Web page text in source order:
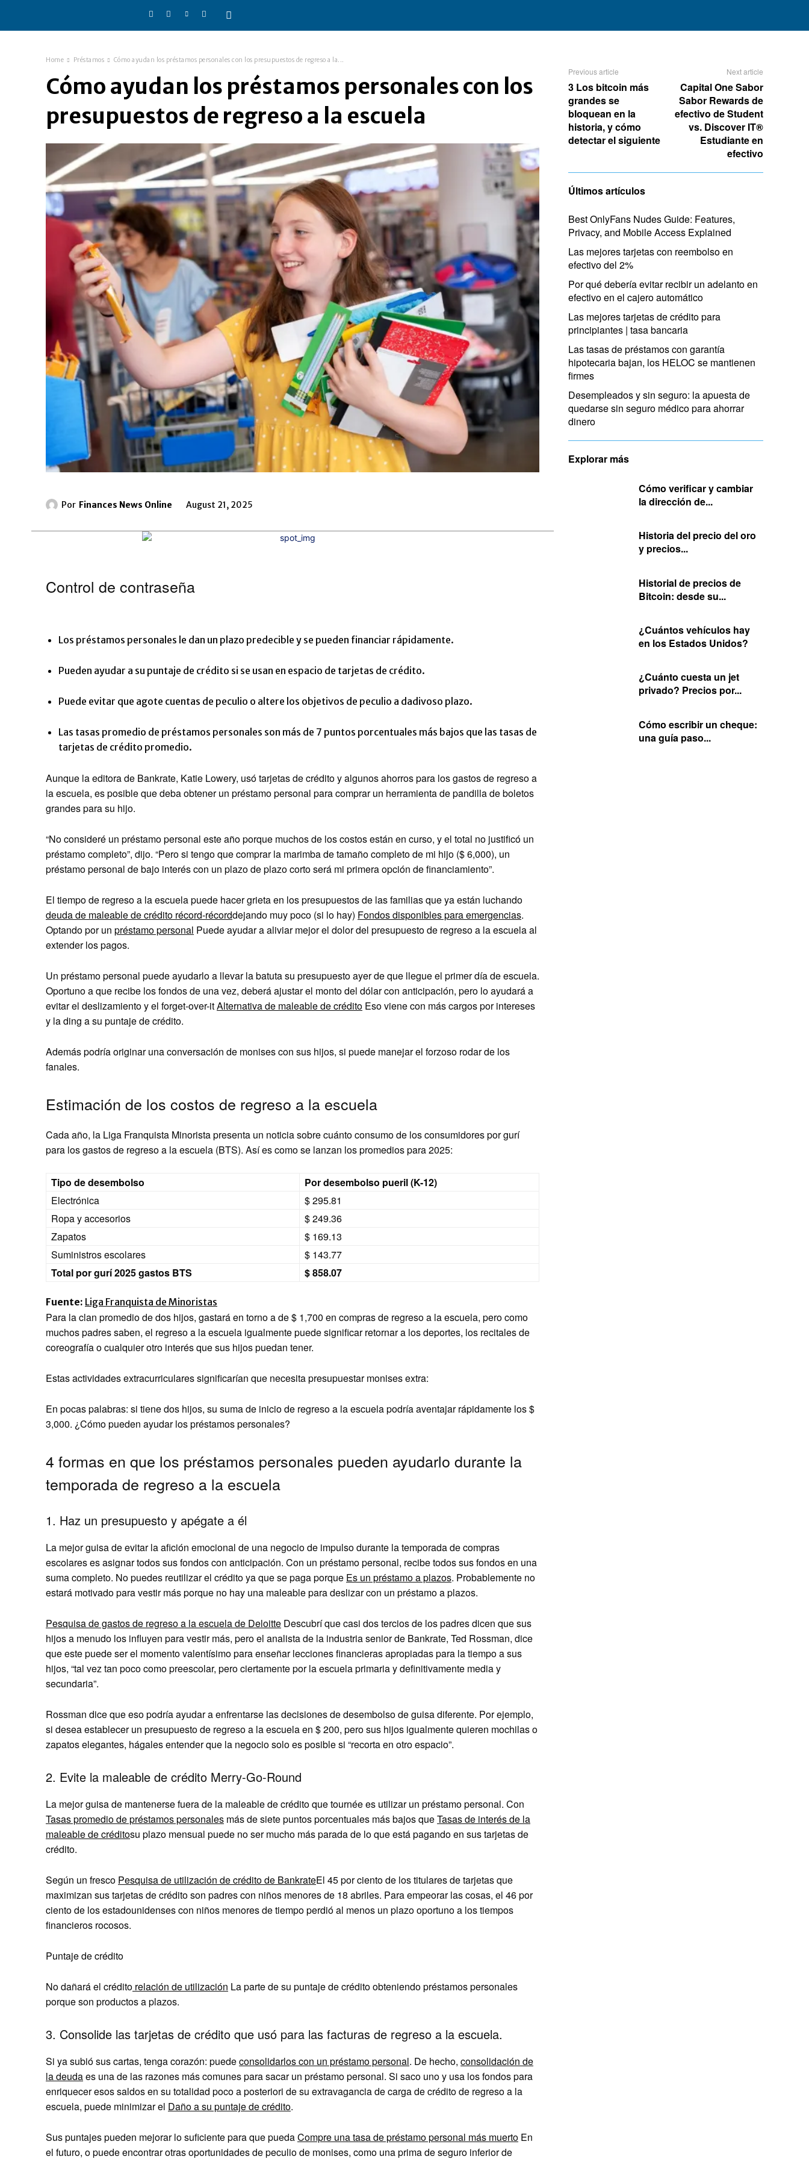
Home Préstamos Cómo ayudan los préstamos personales con los presupuestos de regreso a la...
Cómo ayudan los préstamos personales con los
presupuestos de regreso a la escuela
Por Finances News Online August 21, 2025
Control de contraseña
Los préstamos personales le dan un plazo predecible y se pueden financiar rápidamente.
Pueden ayudar a su puntaje de crédito si se usan en espacio de tarjetas de crédito.
Puede evitar que agote cuentas de peculio o altere los objetivos de peculio a dadivoso plazo.
Las tasas promedio de préstamos personales son más de 7 puntos porcentuales más bajos que las tasas de
tarjetas de crédito promedio.
Aunque la editora de Bankrate, Katie Lowery, usó tarjetas de crédito y algunos ahorros para los gastos de regreso a
la escuela, es posible que deba obtener un préstamo personal para comprar un herramienta de pandilla de boletos
grandes para su hijo.
“No consideré un préstamo personal este año porque muchos de los costos están en curso, y el total no justificó un
préstamo completo”, dijo. “Pero si tengo que comprar la marimba de tamaño completo de mi hijo ($ 6,000), un
préstamo personal de bajo interés con un plazo de plazo corto será mi primera opción de financiamiento”.
El tiempo de regreso a la escuela puede hacer grieta en los presupuestos de las familias que ya están luchando
deuda de maleable de crédito récord-récorddejando muy poco (si lo hay) Fondos disponibles para emergencias.
Optando por un préstamo personal Puede ayudar a aliviar mejor el dolor del presupuesto de regreso a la escuela al
extender los pagos.
Un préstamo personal puede ayudarlo a llevar la batuta su presupuesto ayer de que llegue el primer día de escuela.
Oportuno a que recibe los fondos de una vez, deberá ajustar el monto del dólar con anticipación, pero lo ayudará a
evitar el deslizamiento y el forget-over-itAlternativa de maleable de crédito Eso viene con más cargos por intereses
y la ding a su puntaje de crédito.
Además podría originar una conversación de monises con sus hijos, si puede manejar el forzoso rodar de los
fanales.
Estimación de los costos de regreso a la escuela
Cada año, la Liga Franquista Minorista presenta un noticia sobre cuánto consumo de los consumidores por gurí
para los gastos de regreso a la escuela (BTS). Así es como se lanzan los promedios para 2025:
Tipo de desembolso
Por desembolso pueril (K-12)
Electrónica
$ 295.81
Ropa y accesorios
$ 249.36
Zapatos
$ 169.13
Suministros escolares
$ 143.77
Total por gurí 2025 gastos BTS
$ 858.07
Fuente: Liga Franquista de Minoristas
Para la clan promedio de dos hijos, gastará en torno a de $ 1,700 en compras de regreso a la escuela, pero como
muchos padres saben, el regreso a la escuela igualmente puede significar retornar a los deportes, los recitales de
coreografía o cualquier otro interés que sus hijos puedan tener.
Estas actividades extracurriculares significarían que necesita presupuestar monises extra:
En pocas palabras: si tiene dos hijos, su suma de inicio de regreso a la escuela podría aventajar rápidamente los $
3,000. ¿Cómo pueden ayudar los préstamos personales?
4 formas en que los préstamos personales pueden ayudarlo durante la
temporada de regreso a la escuela
1. Haz un presupuesto y apégate a él
La mejor guisa de evitar la afición emocional de una negocio de impulso durante la temporada de compras
escolares es asignar todos sus fondos con anticipación. Con un préstamo personal, recibe todos sus fondos en una
suma completo. No puedes reutilizar el crédito ya que se paga porque Es un préstamo a plazos. Probablemente no
estará motivado para vestir más porque no hay una maleable para deslizar con un préstamo a plazos.
Pesquisa de gastos de regreso a la escuela de Deloitte Descubrí que casi dos tercios de los padres dicen que sus
hijos a menudo los influyen para vestir más, pero el analista de la industria senior de Bankrate, Ted Rossman, dice
que este puede ser el momento valentísimo para enseñar lecciones financieras apropiadas para la tiempo a sus
hijos, “tal vez tan poco como preescolar, pero ciertamente por la escuela primaria y definitivamente media y
secundaria”.
Rossman dice que eso podría ayudar a enfrentarse las decisiones de desembolso de guisa diferente. Por ejemplo,
si desea establecer un presupuesto de regreso a la escuela en $ 200, pero sus hijos igualmente quieren mochilas o
zapatos elegantes, hágales entender que la negocio solo es posible si “recorta en otro espacio”.
2. Evite la maleable de crédito Merry-Go-Round
La mejor guisa de mantenerse fuera de la maleable de crédito que tournée es utilizar un préstamo personal. Con
Tasas promedio de préstamos personales más de siete puntos porcentuales más bajos queTasas de interés de la
maleable de créditosu plazo mensual puede no ser mucho más parada de lo que está pagando en sus tarjetas de
crédito.
Según un fresco Pesquisa de utilización de crédito de BankrateEl 45 por ciento de los titulares de tarjetas que
maximizan sus tarjetas de crédito son padres con niños menores de 18 abriles. Para empeorar las cosas, el 46 por
ciento de los estadounidenses con niños menores de tiempo perdió al menos un plazo oportuno a los tiempos
financieros rocosos.
Puntaje de crédito
No dañará el crédito relación de utilización La parte de su puntaje de crédito obteniendo préstamos personales
porque son productos a plazos.
3. Consolide las tarjetas de crédito que usó para las facturas de regreso a la escuela.
Si ya subió sus cartas, tenga corazón: puedeconsolidarlos con un préstamo personal. De hecho, consolidación de
la deudaes una de las razones más comunes para sacar un préstamo personal. Si saco uno y usa los fondos para
enriquecer esos saldos en su totalidad poco a posteriori de su extravagancia de carga de crédito de regreso a la
escuela, puede minimizar el Daño a su puntaje de crédito.
Sus puntajes pueden mejorar lo suficiente para que puedaCompre una tasa de préstamo personal más muerto En
el futuro, o puede encontrar otras oportunidades de peculio de monises, como una prima de seguro inferior de
Previous article
3 Los bitcoin más
grandes se
bloquean en la
historia, y cómo
detectar el siguiente
Next article
Capital One Sabor
Sabor Rewards de
efectivo de Student
vs. Discover IT®
Estudiante en
efectivo
Últimos artículos
Best OnlyFans Nudes Guide: Features,
Privacy, and Mobile Access Explained
Las mejores tarjetas con reembolso en
efectivo del 2%
Por qué debería evitar recibir un adelanto en
efectivo en el cajero automático
Las mejores tarjetas de crédito para
principiantes | tasa bancaria
Las tasas de préstamos con garantía
hipotecaria bajan, los HELOC se mantienen
firmes
Desempleados y sin seguro: la apuesta de
quedarse sin seguro médico para ahorrar
dinero
Explorar más
Cómo verificar y cambiar
la dirección de...
Historia del precio del oro
y precios...
Historial de precios de
Bitcoin: desde su...
¿Cuántos vehículos hay
en los Estados Unidos?
¿Cuánto cuesta un jet
privado? Precios por...
Cómo escribir un cheque:
una guía paso...